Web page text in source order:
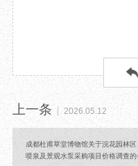
上一条 2026.05.12
成都杜甫草堂博物馆关于浣花园林区
喷泉及景观水泵采购项目价格调查的